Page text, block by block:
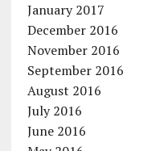
January 2017
December 2016
November 2016
September 2016
August 2016
July 2016
June 2016